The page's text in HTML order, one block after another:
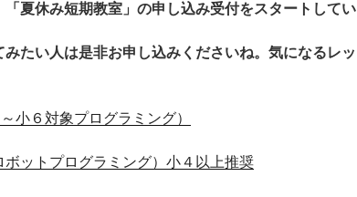
夏休み短期教室」の申し込み受付をスタートしてい
たい人は是非お申し込みくださいね。気になるレッ
小６対象プログラミング）
ットプログラミング）小４以上推奨